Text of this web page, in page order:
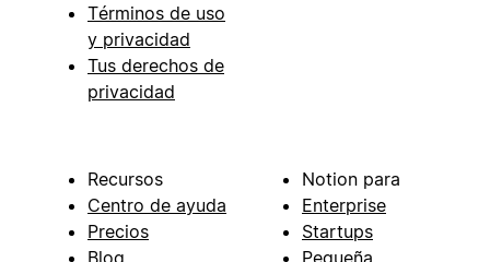
Términos de uso
y privacidad
Tus derechos de
privacidad
Recursos
Centro de ayuda
Precios
Blog
Notion para
Enterprise
Startups
Pequeña